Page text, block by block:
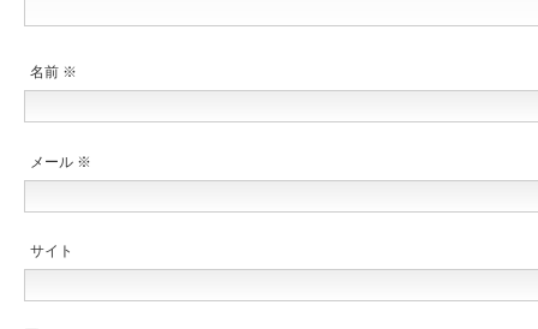
名前 ※
メール ※
サイト